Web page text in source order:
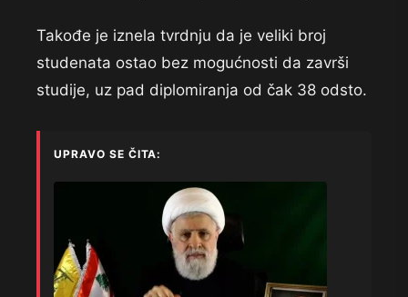
Takođe je iznela tvrdnju da je veliki broj
studenata ostao bez mogućnosti da završi
studije, uz pad diplomiranja od čak 38 odsto.
UPRAVO SE ČITA: